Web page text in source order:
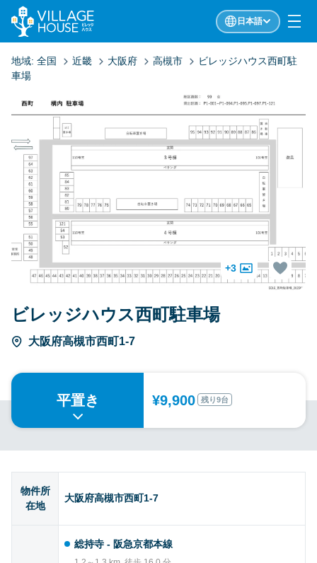
日本語
地域: 全国 近畿 大阪府 高槻市
ビレッジハウス西町駐
車場
ビレッジハウス西町駐車場
大阪府高槻市西町1-7
+3
平置き ¥9,900 残り9台
物件所
在地
大阪府高槻市西町1-7
総持寺 - 阪急京都本線